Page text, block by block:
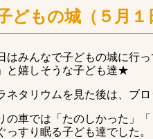
どもの城（５月１
はみんなで子どもの城に行
と嬉しそうな子ども達★
ネタリウムを見た後は、ブ
の車では「たのしかった」
っすり眠る子ども達でした。